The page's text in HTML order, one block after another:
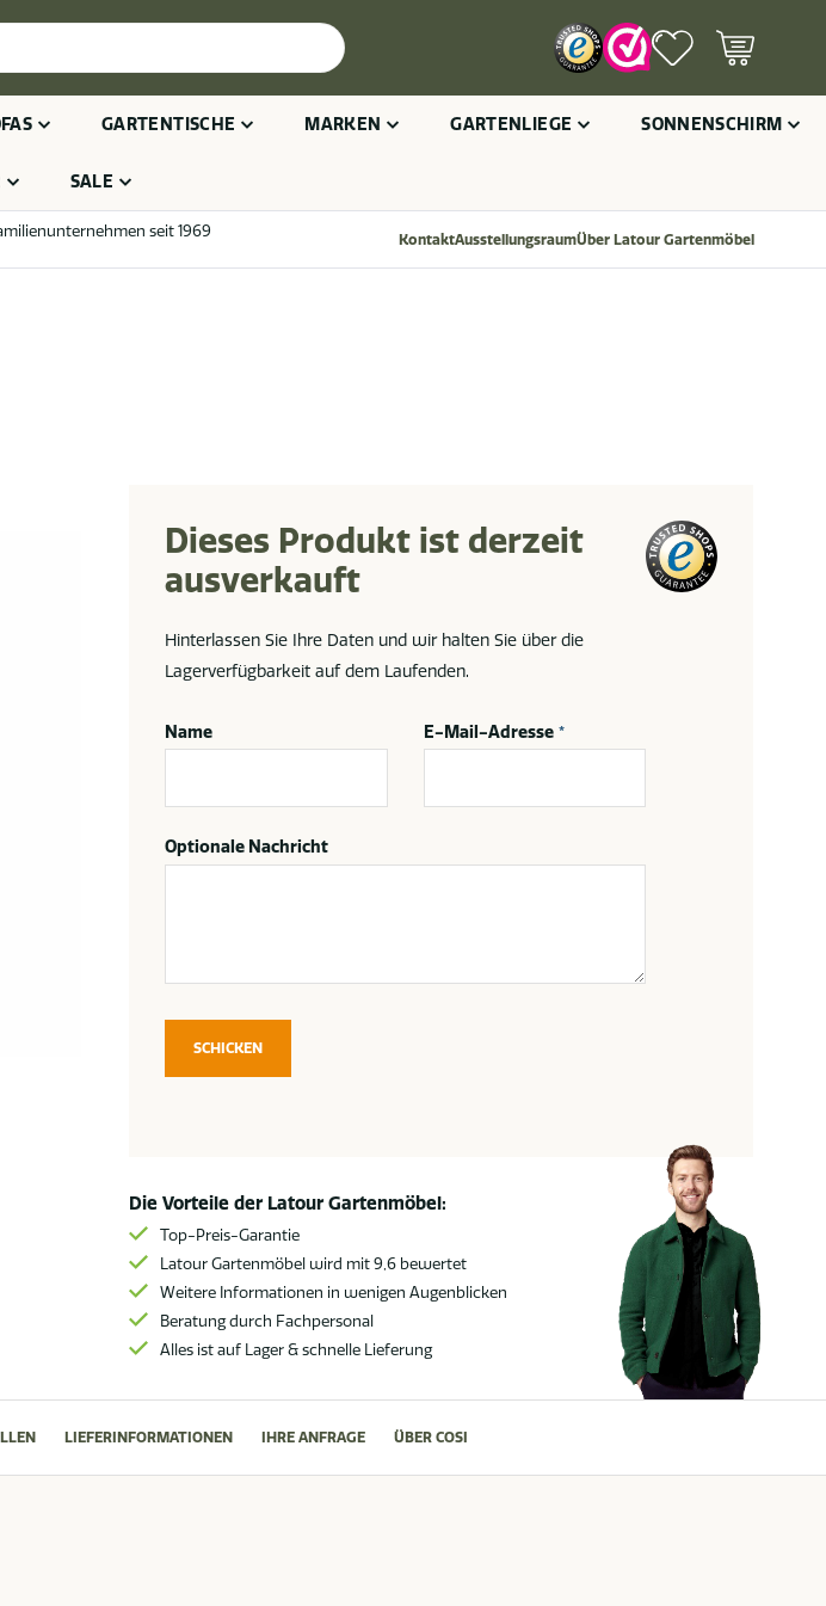
GARTENTISCHE MARKEN GARTENLIEGE SONNENSCHIRM
SALE
seit 1969
KontaktAusstellungsraumÜber Latour Gartenmöbel
Dieses Produkt ist derzeit
ausverkauft
Hinterlassen Sie Ihre Daten und wir halten Sie über die
Lagerverfügbarkeit auf dem Laufenden.
Name E-Mail-Adresse *
Optionale Nachricht
SCHICKEN
Die Vorteile der Latour Gartenmöbel:
Top-Preis-Garantie
Latour Gartenmöbel wird mit 9,6 bewertet
Weitere Informationen in wenigen Augenblicken
Beratung durch Fachpersonal
Alles ist auf Lager & schnelle Lieferung
LIEFERINFORMATIONEN IHRE ANFRAGE ÜBER COSI